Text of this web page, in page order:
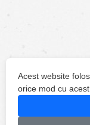
Acest website
orice mod cu